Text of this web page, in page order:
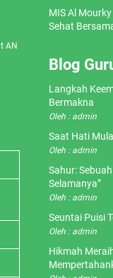
AN
MIS Al
Sehat
Blog
Langkah
Bermakna
Oleh : admin
Saat Hati
Oleh : admin
Sahur:
Selamanya”
Oleh : admin
Seuntai Puisi
Oleh : admin
Hikmah